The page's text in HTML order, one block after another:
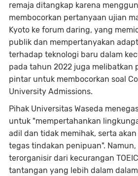
remaja ditangkap karena
membocorkan pertanyaan ujian
Kyoto ke forum daring, yang
publik dan mempertanyakan
terhadap teknologi baru dalam
pada tahun 2022 juga melibatkan
pintar untuk membocorkan soal
University Admissions.
Pihak Universitas Waseda
untuk "mempertahankan
adil dan tidak memihak, serta
tegas tindakan penipuan".
terorganisir dari kecurangan
tantangan yang lebih dalam